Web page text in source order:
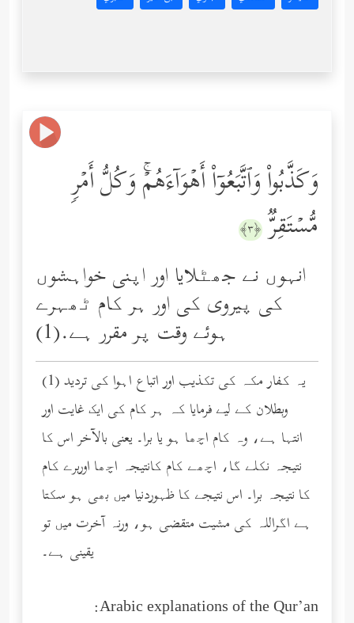
وَكَذَّبُواْ وَٱتَّبَعُوۤاْ أَهۡوَاۤءَهُمۡۚ وَكُلُّ أَمۡرࣲ
مُّسۡتَقِرࣱّ ﴿٣﴾
انہوں نے جھٹلایا اور اپنی خواہشوں
کی پیروی کی اور ہر کام ٹھہرے
ہوئے وقت پر مقرر ہے.(1)
(1) یہ کفار مکہ کی تکذیب اور اتباع اہوا کی تردید
وبطلان کے لیے فرمایا کہ ہر کام کی ایک غایت اور
انتہا ہے، وہ کام اچھا ہو یا برا۔ یعنی بالآخر اس کا
نتیجہ نکلے گا، اچھے کام کانتیجہ اچھا اوربرے کام
کا نتیجہ برا۔ اس نتیجے کا ظہوردنیا میں بھی ہو سکتا
ہے اگراللہ کی مشیت متقضی ہو، ورنہ آخرت میں تو
یقینی ہے۔
Arabic explanations of the Qur’an: